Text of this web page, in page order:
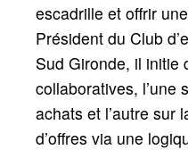
escadrille et offrir
Président du Club
Sud Gironde, il initie
collaboratives, l’une
achats et l’autre sur
d’offres via une